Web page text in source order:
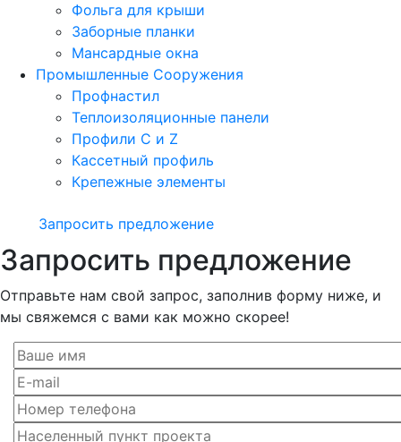
Фольга для крыши
Заборные планки
Мансардные окна
Промышленные Сооружения
Профнастил
Теплоизоляционные панели
Профили C и Z
Кассетный профиль
Крепежные элементы
Запросить предложение
Запросить предложение
Отправьте нам свой запрос, заполнив форму ниже, и
мы свяжемся с вами как можно скорее!